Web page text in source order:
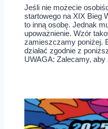
Jeśli nie możecie
startowego na XIX Bieg
to inną osobę. Jednak
upoważnienie. Wzór
zamieszczamy poniżej.
działać zgodnie z
UWAGA: Zalecamy,